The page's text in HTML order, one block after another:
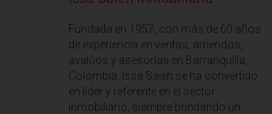
Fundada en 1957, con más de 60 años
de experiencia en ventas, arriendos,
avalúos y asesorías en Barranquilla,
Colombia, Issa Saieh se ha convertido
en líder y referente en el sector
Inmobiliario, siempre brindando un